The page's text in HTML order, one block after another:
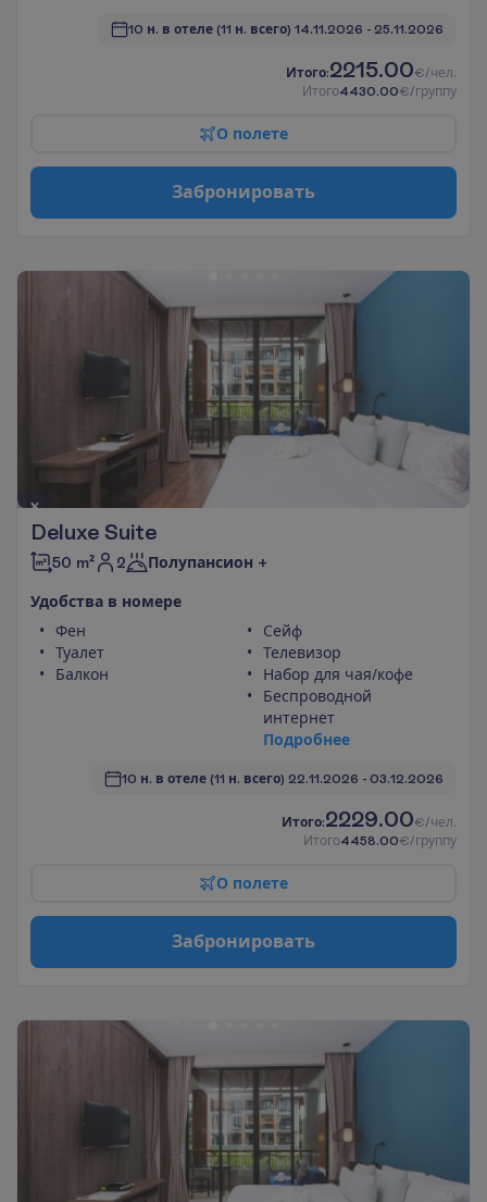
10 н. в отеле (11 н. всего) 14.11.2026 - 25.11.2026
Итого:2215.00€/чел.
Итого4430.00€/группу
О полете
Забронировать
Deluxe Suite
50 m² 2 Полупансион +
Удобства в номере
Фен
Туалет
Балкон
Сейф
Телевизор
Набор для чая/кофе
Беспроводной
интернет
Подробнее
10 н. в отеле (11 н. всего) 22.11.2026 - 03.12.2026
Итого:2229.00€/чел.
Итого4458.00€/группу
О полете
Забронировать